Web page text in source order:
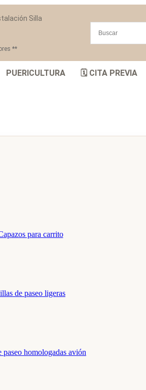
Silla
**
PUERICULTURA 🗓️ CITA PREVIA
para carrito
de paseo ligeras
paseo homologadas avión